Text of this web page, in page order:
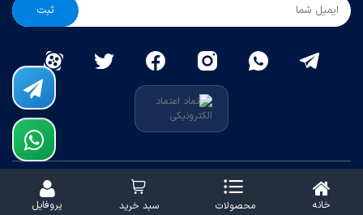
ثبت
کلیه حقوق متعلق به
می باشد.
طراحی سایت
رایاپارس خانه محصولات سبد خرید پروفایل